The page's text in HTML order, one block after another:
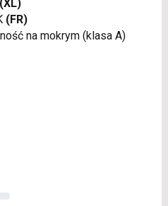
(XL)
(FR)
na mokrym (klasa A)